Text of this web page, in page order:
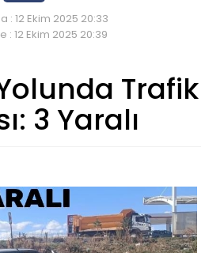
: 12 Ekim 2025 20:33
: 12 Ekim 2025 20:39
Trafik
3 Yaralı